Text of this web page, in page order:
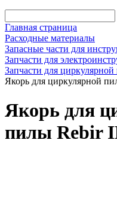
Главная страница
Расходные материалы
Запасные части для
Запчасти для
Запчасти для
Якорь для циркулярной
Якорь для
пилы Rebir